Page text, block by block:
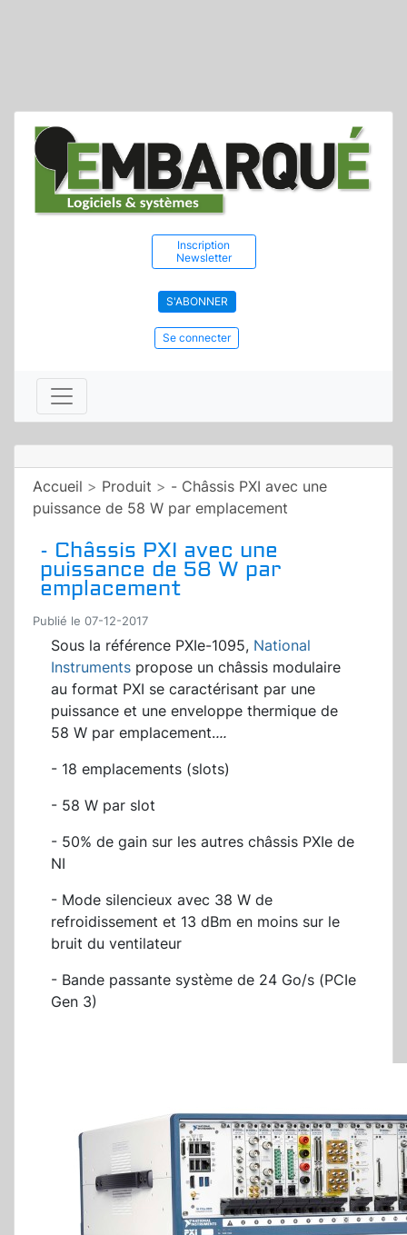
Inscription
Newsletter
S'ABONNER
Se connecter
Accueil > Produit > - Châssis PXI avec une
puissance de 58 W par emplacement
- Châssis PXI avec une
puissance de 58 W par
emplacement
Publié le 07-12-2017
Sous la référence PXIe-1095, National
Instruments propose un châssis modulaire
au format PXI se caractérisant par une
puissance et une enveloppe thermique de
58 W par emplacement....
- 18 emplacements (slots)
- 58 W par slot
- 50% de gain sur les autres châssis PXIe de
NI
- Mode silencieux avec 38 W de
refroidissement et 13 dBm en moins sur le
bruit du ventilateur
- Bande passante système de 24 Go/s (PCIe
Gen 3)